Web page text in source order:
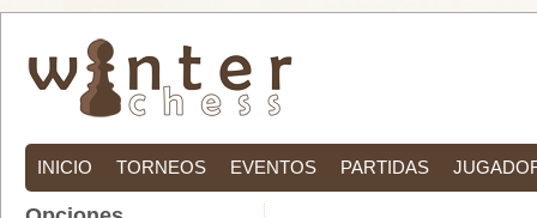
INICIO TORNEOS EVENTOS PARTIDAS